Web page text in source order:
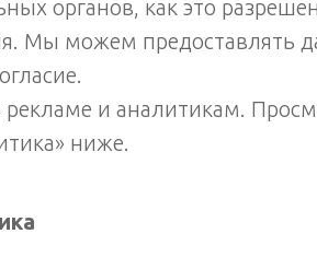
органов, как это
Мы можем предоставлять
и аналитикам.
ниже.